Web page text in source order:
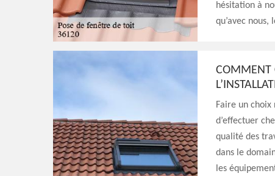
hésitation à
qu’avec
COMMENT
Faire un choix
d’effectuer
qualité des
dans le
les